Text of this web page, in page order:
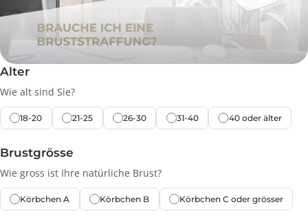
Alter
Wie alt sind Sie?
18-20 21-25 26-30
Brustgrösse